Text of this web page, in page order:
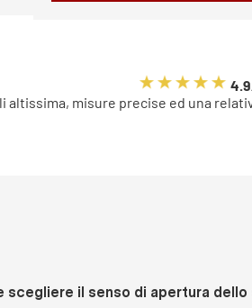
misure precise ed una
scegliere il senso di apertura